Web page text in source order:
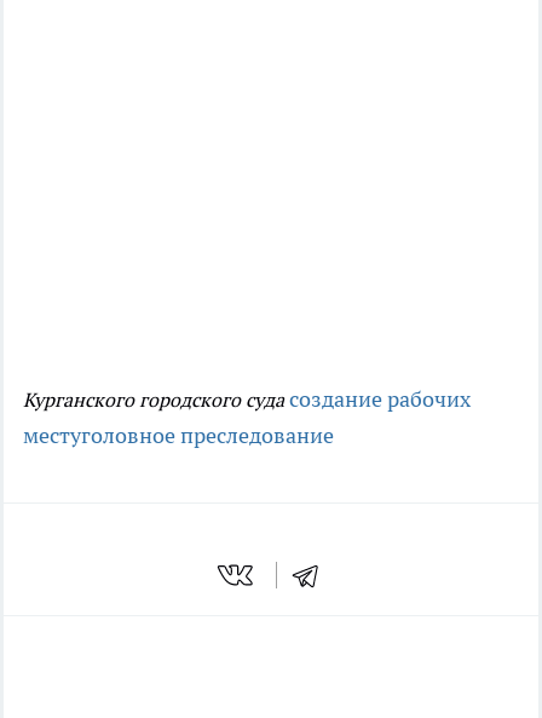
Курганского городского судасоздание рабочих
местуголовное преследование